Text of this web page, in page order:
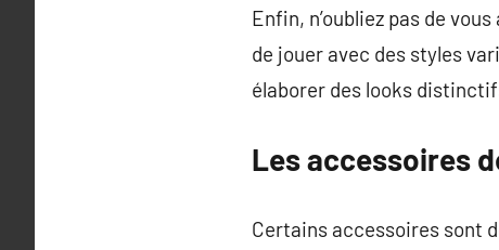
Enfin, n’oubliez pas de
de jouer avec des styles
élaborer des looks
Les accessoires
Certains accessoires sont